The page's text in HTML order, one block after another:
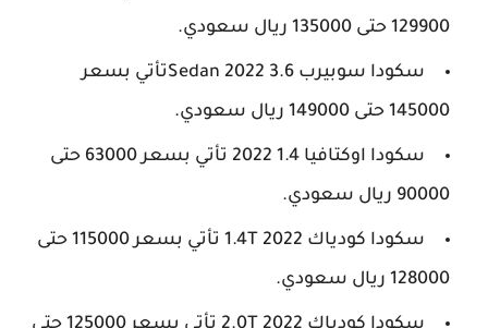
129900 حتى 135000 ريال سعودي.
سكودا سوبيرب 3.6 Sedan 2022تأتي بسعر
145000 حتى 149000 ريال سعودي.
سكودا اوكتافيا 1.4 2022 تأتي بسعر 63000 حتى
90000 ريال سعودي.
سكودا كودياك 1.4T 2022 تأتي بسعر 115000 حتى
128000 ريال سعودي.